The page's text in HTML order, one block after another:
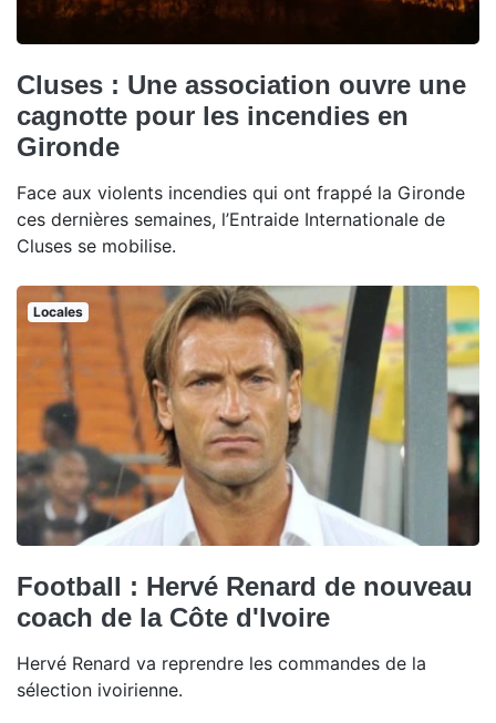
Cluses : Une association ouvre une
cagnotte pour les incendies en
Gironde
Face aux violents incendies qui ont frappé la Gironde
ces dernières semaines, l’Entraide Internationale de
Cluses se mobilise.
Locales
Football : Hervé Renard de nouveau
coach de la Côte d'Ivoire
Hervé Renard va reprendre les commandes de la
sélection ivoirienne.